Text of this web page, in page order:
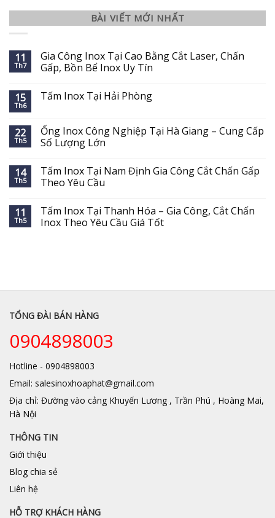
BÀI VIẾT MỚI NHẤT
11
Th7
Gia Công Inox Tại Cao Bằng Cắt Laser, Chấn
Gấp, Bồn Bể Inox Uy Tín
15
Th6
Tấm Inox Tại Hải Phòng
22
Th5
Ống Inox Công Nghiệp Tại Hà Giang – Cung Cấp
Số Lượng Lớn
14
Th5
Tấm Inox Tại Nam Định Gia Công Cắt Chấn Gấp
Theo Yêu Cầu
11
Th5
Tấm Inox Tại Thanh Hóa – Gia Công, Cắt Chấn
Inox Theo Yêu Cầu Giá Tốt
TỔNG ĐÀI BÁN HÀNG
0904898003
Hotline - 0904898003
Email: salesinoxhoaphat@gmail.com
Địa chỉ: Đường vào cảng Khuyến Lương , Trần Phú , Hoàng Mai,
Hà Nội
THÔNG TIN
Giới thiệu
Blog chia sẻ
Liên hệ
HỖ TRỢ KHÁCH HÀNG